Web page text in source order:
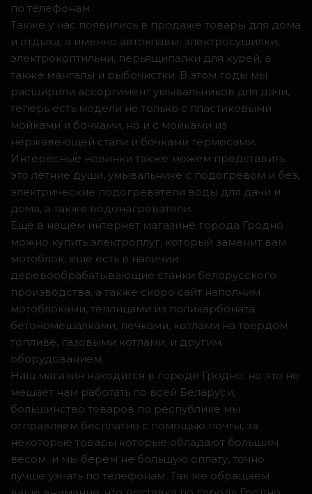
по телефонам.
Также у нас появились в продаже товары для дома
и отдыха, а именно автоклавы, электросушилки,
электрокоптильни, перьящипалки для курей, а
также мангалы и рыбочистки. В этом годы мы
расширили ассортимент умывальников для дачи,
теперь есть модели не только с пластиковыми
мойками и бочками, но и с мойками из
нержавеющей стали и бочками термосами.
Интересные новинки также можем представить
это летние души, умывальнике с подогревом и без,
электрические подогреватели воды для дачи и
дома, а также водонагреватели.
Ещё в нашем интернет магазине города Гродно
можно купить электроплуг, который заменит вам
мотоблок, ещё есть в наличии
деревообрабатывающие станки белорусского
производства, а также скоро сайт наполним
мотоблоками, теплицами из поликарбоната,
бетономешалками, печками, котлами на твердом
топливе, газовыми котлами, и другим
оборудованием.
Наш магазин находится в городе Гродно, но это не
мешает нам работать по всей Беларуси,
большинство товаров по республике мы
отправляем бесплатно с помощью почты, за
некоторые товары которые обладают большим
весом и мы берем не большую оплату, точно
лучше узнать по телефонам. Так же обращаем